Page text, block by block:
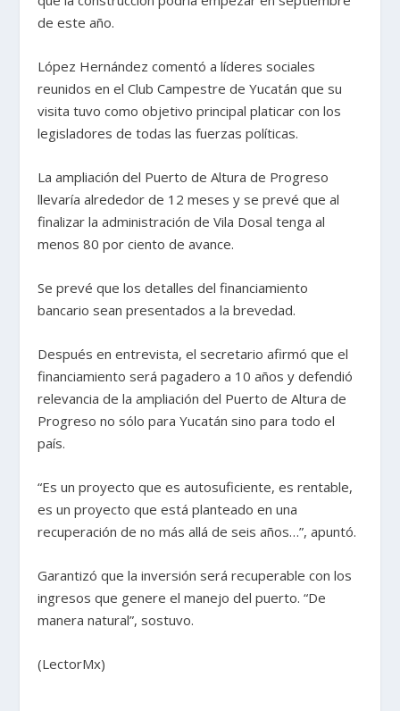
de este año.
López Hernández comentó a líderes sociales
reunidos en el Club Campestre de Yucatán que su
visita tuvo como objetivo principal platicar con los
legisladores de todas las fuerzas políticas.
La ampliación del Puerto de Altura de Progreso
llevaría alrededor de 12 meses y se prevé que al
finalizar la administración de Vila Dosal tenga al
menos 80 por ciento de avance.
Se prevé que los detalles del financiamiento
bancario sean presentados a la brevedad.
Después en entrevista, el secretario afirmó que el
financiamiento será pagadero a 10 años y defendió
relevancia de la ampliación del Puerto de Altura de
Progreso no sólo para Yucatán sino para todo el
país.
“Es un proyecto que es autosuficiente, es rentable,
es un proyecto que está planteado en una
recuperación de no más allá de seis años…”, apuntó.
Garantizó que la inversión será recuperable con los
ingresos que genere el manejo del puerto. “De
manera natural”, sostuvo.
(LectorMx)